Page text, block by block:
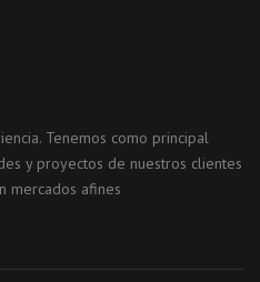
Tenemos como principal
y proyectos de nuestros clientes
mercados afines